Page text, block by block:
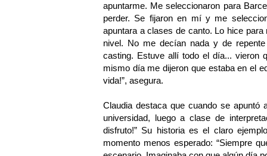
apuntarme. Me seleccionaron para
perder. Se fijaron en mí y me
apuntara a clases de canto. Lo hice
nivel. No me decían nada y de
casting. Estuve allí todo el día... vieron
mismo día me dijeron que estaba en el
vida!”, asegura.
Claudia destaca que cuando se apuntó
universidad, luego a clase de
disfruto!” Su historia es el claro
momento menos esperado: “Siempre